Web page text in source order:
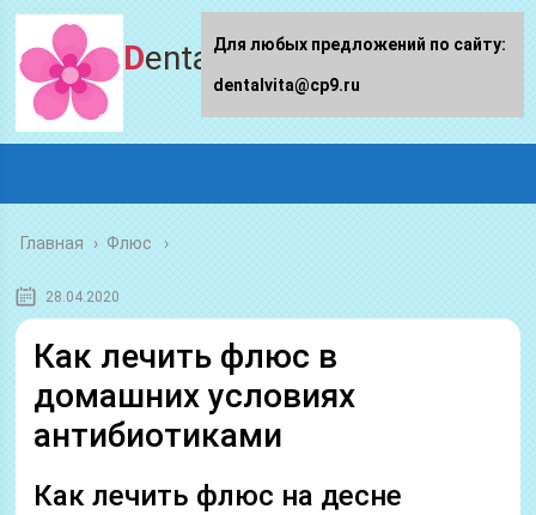
Dentalvita.ru
Главная › Флюс
28.04.2020
Как лечить флюс в
домашних условиях
антибиотиками
Как лечить флюс на десне
Для любых предложений по сайту:
dentalvita@cp9.ru